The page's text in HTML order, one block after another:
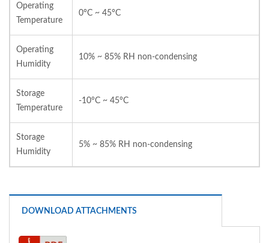
Operating
Temperature
0°C ~ 45°C
Operating
Humidity
10% ~ 85% RH non-condensing
Storage
Temperature
-10°C ~ 45°C
Storage
Humidity
5% ~ 85% RH non-condensing
DOWNLOAD ATTACHMENTS